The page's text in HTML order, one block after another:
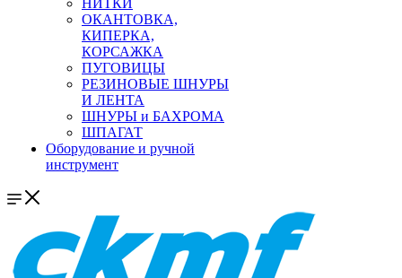
НИТКИ
ОКАНТОВКА,
КИПЕРКА,
КОРСАЖКА
ПУГОВИЦЫ
РЕЗИНОВЫЕ ШНУРЫ
И ЛЕНТА
ШНУРЫ и БАХРОМА
ШПАГАТ
Оборудование и ручной
инструмент